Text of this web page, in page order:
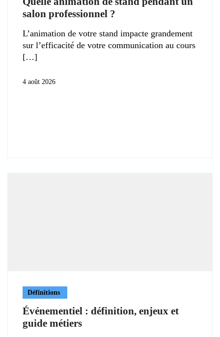
salon professionnel ?
L’animation de votre stand impacte grandement
sur l’efficacité de votre communication au cours
4 août 2026
Définitions
Événementiel : définition, enjeux et
guide métiers